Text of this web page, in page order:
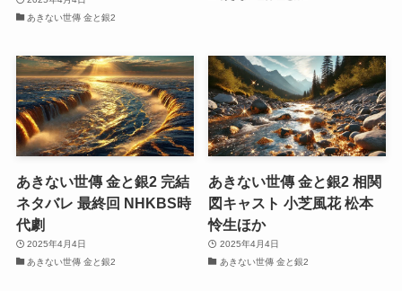
あきない世傳 金と銀2
あきない世傳 金と銀2 完結
ネタバレ 最終回 NHKBS時
代劇
2025年4月4日
あきない世傳 金と銀2
あきない世傳 金と銀2 相関
図キャスト 小芝風花 松本
怜生ほか
2025年4月4日
あきない世傳 金と銀2